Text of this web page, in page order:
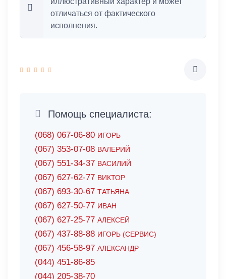
отличаться от фактического
исполнения.
Помощь специалиста:
(068) 067-06-80 ИГОРЬ
(067) 353-07-08 ВАЛЕРИЙ
(067) 551-34-37 ВАСИЛИЙ
(067) 627-62-77 ВИКТОР
(067) 693-30-67 ТАТЬЯНА
(067) 627-50-77 ИВАН
(067) 627-25-77 АЛЕКСЕЙ
(067) 437-88-88 ИГОРЬ (СЕРВИС)
(067) 456-58-97 АЛЕКСАНДР
(044) 451-86-85
(044) 205-38-70